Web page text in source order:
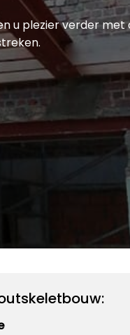
u plezier verder